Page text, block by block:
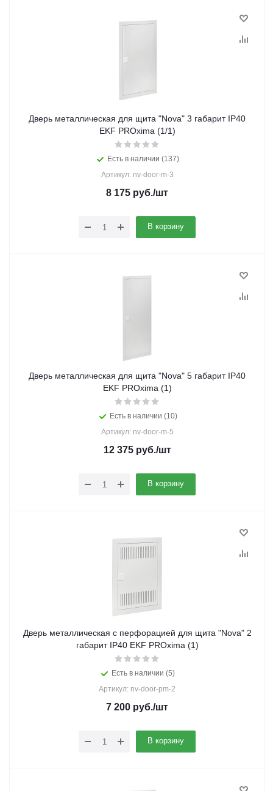
Дверь металлическая для щита "Nova" 3 габарит IP40
EKF PROxima (1/1)
Есть в наличии (137)
Артикул: nv-door-m-3
8 175 руб./шт
В корзину
Дверь металлическая для щита "Nova" 5 габарит IP40
EKF PROxima (1)
Есть в наличии (10)
Артикул: nv-door-m-5
12 375руб./шт
В корзину
Дверь металлическая с перфорацией для щита "Nova" 2
габарит IP40 EKF PROxima (1)
Есть в наличии (5)
Артикул: nv-door-pm-2
7 200 руб./шт
В корзину